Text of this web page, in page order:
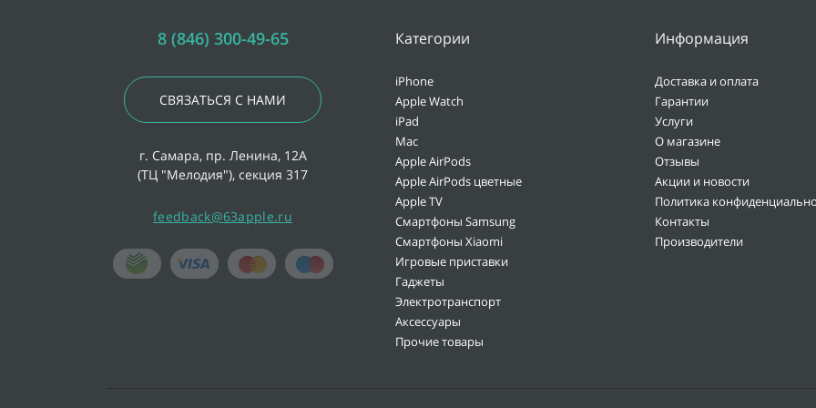
8 (846) 300-49-65
СВЯЗАТЬСЯ С НАМИ
г. Самара, пр. Ленина, 12А
(ТЦ "Мелодия"), секция 317
feedback@63apple.ru
Категории
iPhone
Apple Watch
iPad
Mac
Apple AirPods
Apple AirPods цветные
Apple TV
Смартфоны Samsung
Смартфоны Xiaomi
Игровые приставки
Гаджеты
Электротранспорт
Аксессуары
Прочие товары
Информация
Доставка и оплата
Гарантии
Услуги
О магазине
Отзывы
Акции и новости
Политика
Контакты
Производители